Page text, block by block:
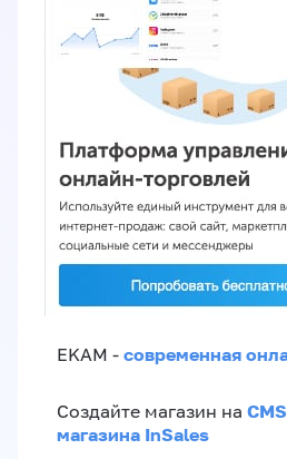
EKAM - современная
Создайте магазин на
магазина InSales